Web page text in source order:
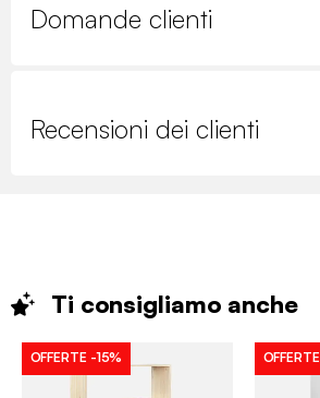
Domande clienti
Recensioni dei clienti
Ti consigliamo anche
OFFERTE -15% OFFERTE